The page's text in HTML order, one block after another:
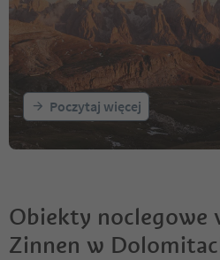
Poczytaj więcej
Obiekty noclegowe
Zinnen w